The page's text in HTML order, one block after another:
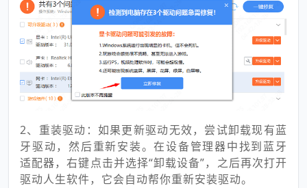
2、重装驱动：如果更新驱动无效，尝试卸载现有蓝
牙驱动，然后重新安装。在设备管理器中找到蓝牙
适配器，右键点击并选择“卸载设备”，之后再次打开
驱动人生软件，它会自动帮你重新安装驱动。